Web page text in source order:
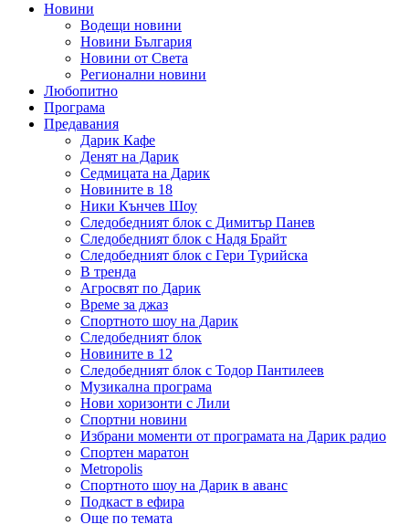
Новини
Водещи новини
Новини България
Новини от Света
Регионални новини
Любопитно
Програма
Предавания
Дарик Кафе
Денят на Дарик
Седмицата на Дарик
Новините в 18
Ники Кънчев Шоу
Следобедният блок с Димитър Панев
Следобедният блок с Надя Брайт
Следобедният блок с Гери Турийска
В тренда
Агросвят по Дарик
Време за джаз
Спортното шоу на Дарик
Следобедният блок
Новините в 12
Следобедният блок с Тодор Пантилеев
Музикална програма
Нови хоризонти с Лили
Спортни новини
Избрани моменти от програмата на Дарик радио
Спортен маратон
Metropolis
Спортното шоу на Дарик в аванс
Подкаст в ефира
Още по темата